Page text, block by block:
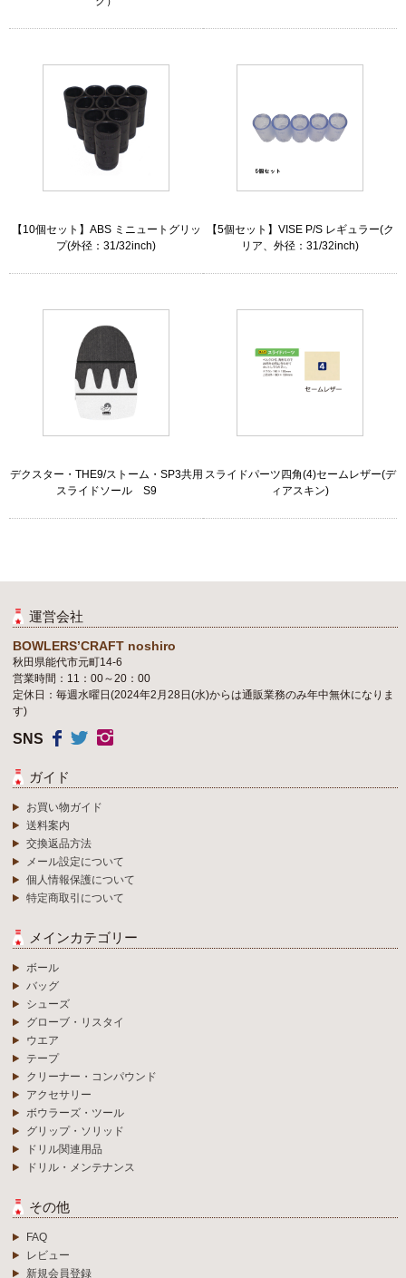
【10個セット】ABS ミニュートグリッ
プ(外径：31/32inch)
【5個セット】VISE P/S レギュラー(ク
リア、外径：31/32inch)
デクスター・THE9/ストーム・SP3共用
スライドソール S9
スライドパーツ四角(4)セームレザー(デ
ィアスキン)
運営会社
BOWLERS’CRAFT noshiro
秋田県能代市元町14-6
営業時間：11：00～20：00
定休日：毎週水曜日(2024年2月28日(水)からは通販業務のみ年中無休になりま
す)
SNS
ガイド
お買い物ガイド
送料案内
交換返品方法
メール設定について
個人情報保護について
特定商取引について
メインカテゴリー
ボール
バッグ
シューズ
グローブ・リスタイ
ウエア
テープ
クリーナー・コンパウンド
アクセサリー
ボウラーズ・ツール
グリップ・ソリッド
ドリル関連用品
ドリル・メンテナンス
その他
FAQ
レビュー
新規会員登録